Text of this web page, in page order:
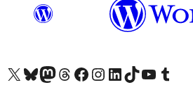
Visiteu el nostre compte X (abans Twitter)
Visiteu el nostre compte de Bluesky
Visiteu el nostre compte al Mastodon
Visiteu el nostre compte de Threads
Visiteu la nostra pàgina al Facebook
Visiteu el nostre compte d'Instagram
Visiteu el nostre compte de LinkedIn
Visiteu el nostre compte de TikTok
Visiteu el nostre canal al
Visiteu el nostre compte